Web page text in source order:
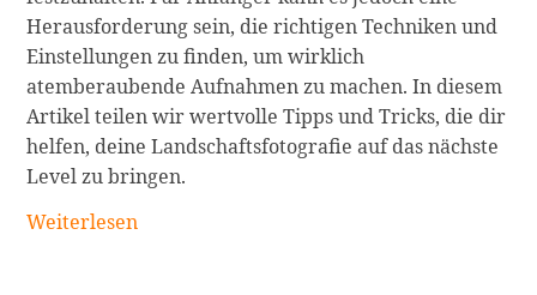
Herausforderung sein, die richtigen Techniken und
Einstellungen zu finden, um wirklich
atemberaubende Aufnahmen zu machen. In diesem
Artikel teilen wir wertvolle Tipps und Tricks, die dir
helfen, deine Landschaftsfotografie auf das nächste
Level zu bringen.
Landschaftsfotografie
Weiterlesen